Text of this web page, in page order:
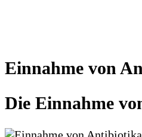
Einnahme von
Die Einnahme